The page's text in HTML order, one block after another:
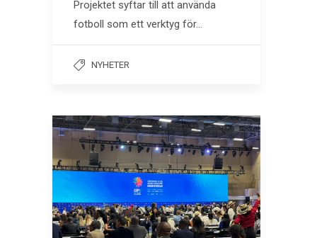
Projektet syftar till att använda
fotboll som ett verktyg för…
NYHETER